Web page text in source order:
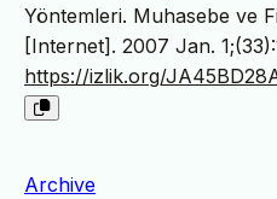
Yöntemleri. Muhasebe ve
[Internet]. 2007 Jan.
https://izlik.org/
Archive